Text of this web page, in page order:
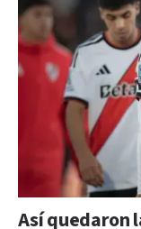
Así quedaron